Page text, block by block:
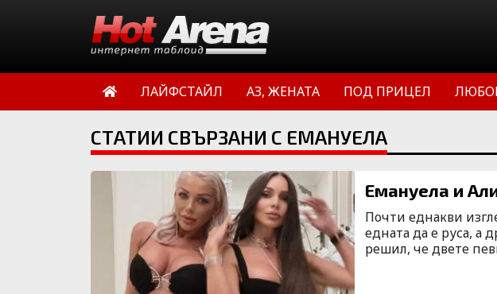
ЛАЙФСТАЙЛ АЗ, ЖЕНАТА ПОД ПРИЦЕЛ
СТАТИИ СВЪРЗАНИ С ЕМАНУЕЛА
Емануела и
Почти еднакви
едната да е руса, а
решил, че двете